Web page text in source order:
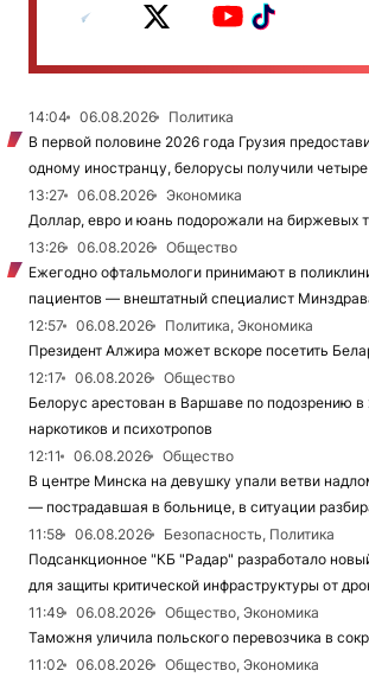
14:04 06.08.2026
Политика
В первой половине 2026 года Грузия
одному иностранцу, белорусы получили четыре
13:27
06.08.2026
Экономика
Доллар, евро и юань подорожали на биржевых
13:26
06.08.2026
Общество
Ежегодно офтальмологи принимают в
пациентов — внештатный специалист
12:57
06.08.2026
Политика, Экономика
Президент Алжира может вскоре посетить
12:17
06.08.2026
Общество
Белорус арестован в Варшаве по подозрению в
наркотиков и психотропов
12:11
06.08.2026
Общество
В центре Минска на девушку упали ветви
— пострадавшая в больнице, в ситуации
11:58
06.08.2026
Безопасность, Политика
Подсанкционное "КБ "Радар" разработало
для защиты критической инфраструктуры от
11:49
06.08.2026
Общество, Экономика
Таможня уличила польского перевозчика в
11:02
06.08.2026
Общество, Экономика